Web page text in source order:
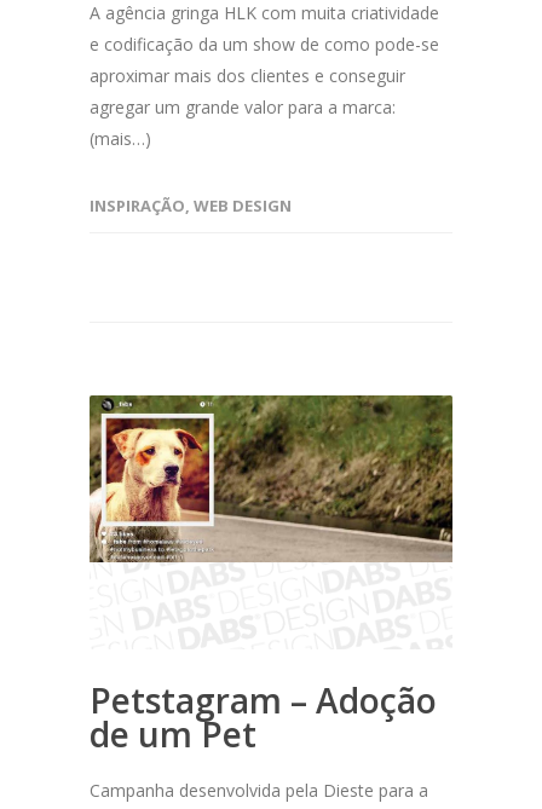
A agência gringa HLK com muita criatividade
e codificação da um show de como pode-se
aproximar mais dos clientes e conseguir
agregar um grande valor para a marca:
(mais…)
INSPIRAÇÃO, WEB DESIGN
Petstagram – Adoção
de um Pet
Campanha desenvolvida pela Dieste para a